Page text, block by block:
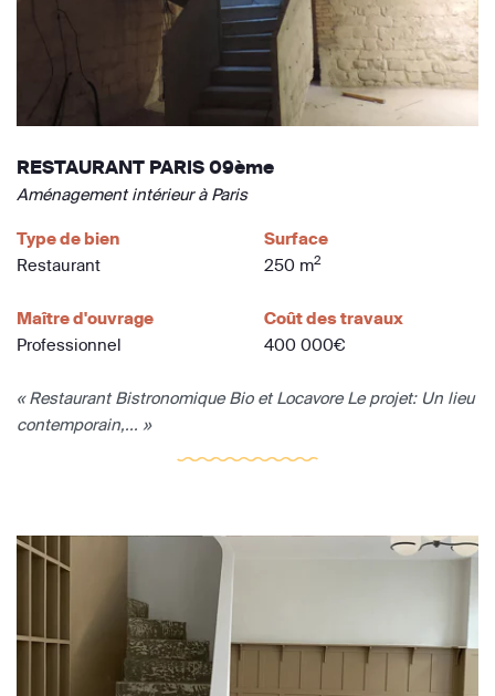
RESTAURANT PARIS 09ème
Aménagement intérieur à Paris
Type de bien
Restaurant
Surface
250 m2
Maître d'ouvrage
Professionnel
Coût des travaux
400 000€
« Restaurant Bistronomique Bio et Locavore Le projet: Un lieu
contemporain,... »